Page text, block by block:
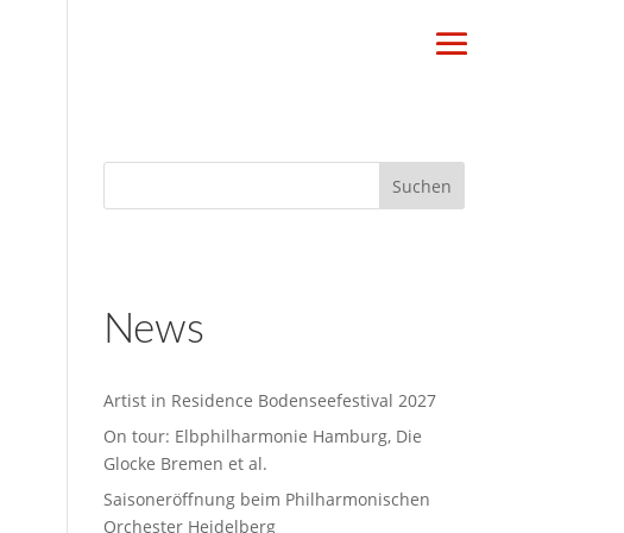
News
Artist in Residence Bodenseefestival 2027
On tour: Elbphilharmonie Hamburg, Die
Glocke Bremen et al.
Saisoneröffnung beim Philharmonischen
Orchester Heidelberg